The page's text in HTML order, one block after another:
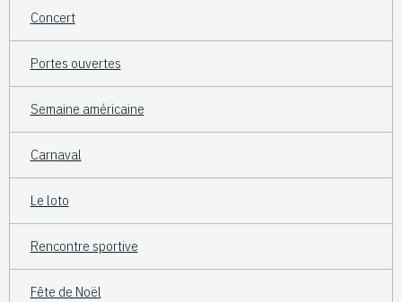
Concert
Portes ouvertes
Semaine américaine
Carnaval
Le loto
Rencontre sportive
Fête de Noël